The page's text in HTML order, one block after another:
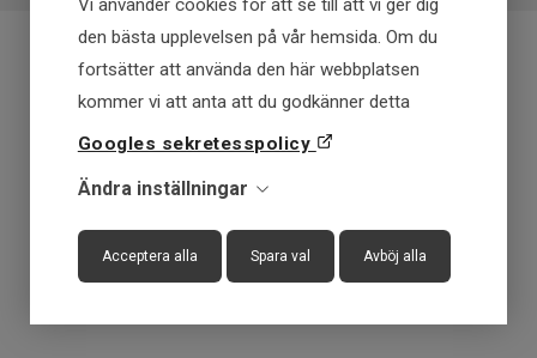
Vi använder cookies för att se till att vi ger dig
den bästa upplevelsen på vår hemsida. Om du
fortsätter att använda den här webbplatsen
kommer vi att anta att du godkänner detta
Googles sekretesspolicy
Ändra inställningar
Acceptera alla Spara val Avböj alla
Längd
16-19cm
71-90gFraktfritt över 699 kr
Snabba leveranser